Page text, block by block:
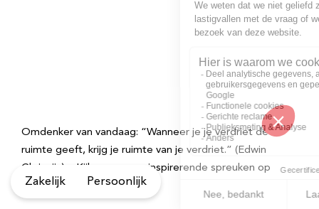
Omdenker van vandaag: “Wanneer je je verdriet de
ruimte geeft, krijg je ruimte van je verdriet.” (Edwin
Chrispijn) – Kijk voor meer inspirerende spreuken op
Omdenken.nl
Zakelijk Persoonlijk